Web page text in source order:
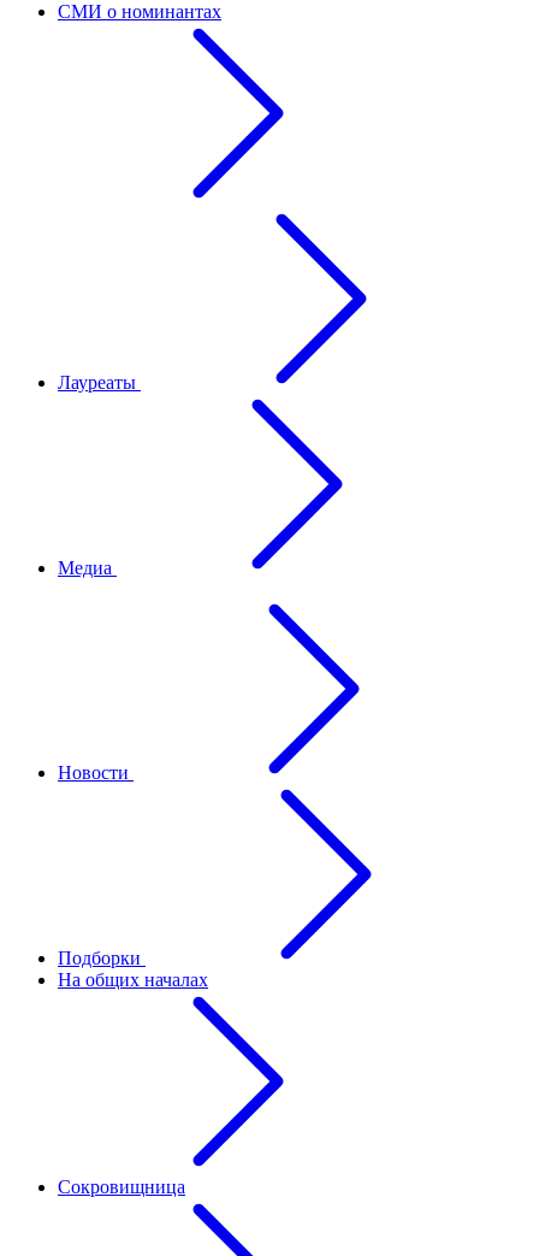
СМИ о номинантах
Лауреаты
Медиа
Новости
Подборки
На общих началах
Сокровищница